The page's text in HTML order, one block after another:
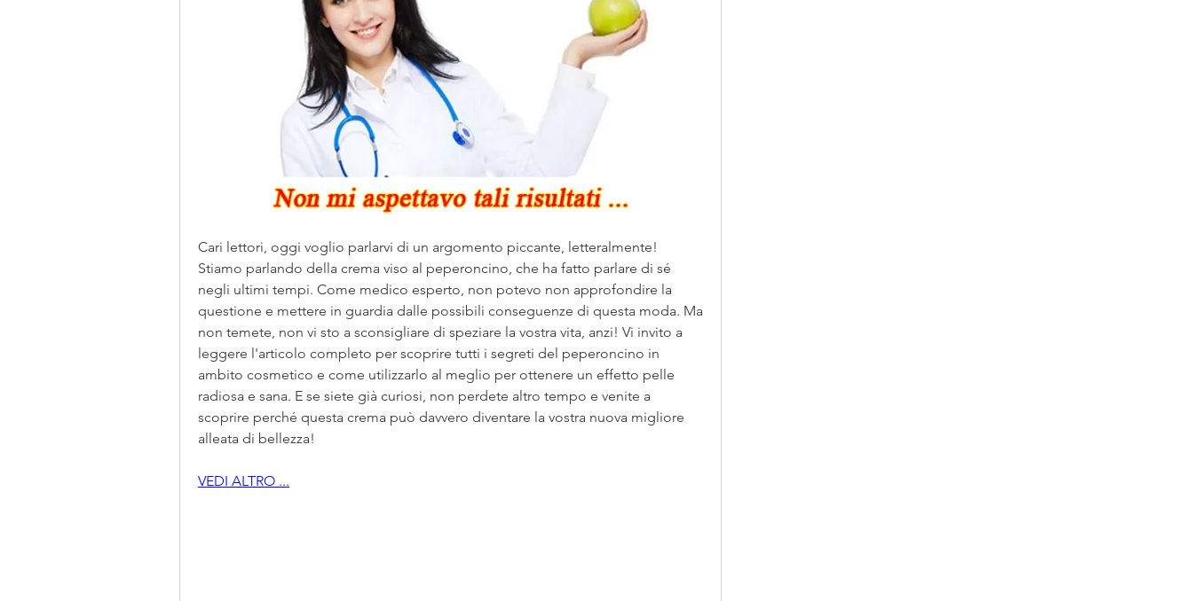
Cari lettori, oggi voglio parlarvi di un argomento piccante, letteralmente!
Stiamo parlando della crema viso al peperoncino, che ha fatto parlare di sé
negli ultimi tempi. Come medico esperto, non potevo non approfondire la
questione e mettere in guardia dalle possibili conseguenze di questa moda. Ma
non temete, non vi sto a sconsigliare di speziare la vostra vita, anzi! Vi invito a
leggere l'articolo completo per scoprire tutti i segreti del peperoncino in
ambito cosmetico e come utilizzarlo al meglio per ottenere un effetto pelle
radiosa e sana. E se siete già curiosi, non perdete altro tempo e venite a
scoprire perché questa crema può davvero diventare la vostra nuova migliore
alleata di bellezza!
VEDI ALTRO ...